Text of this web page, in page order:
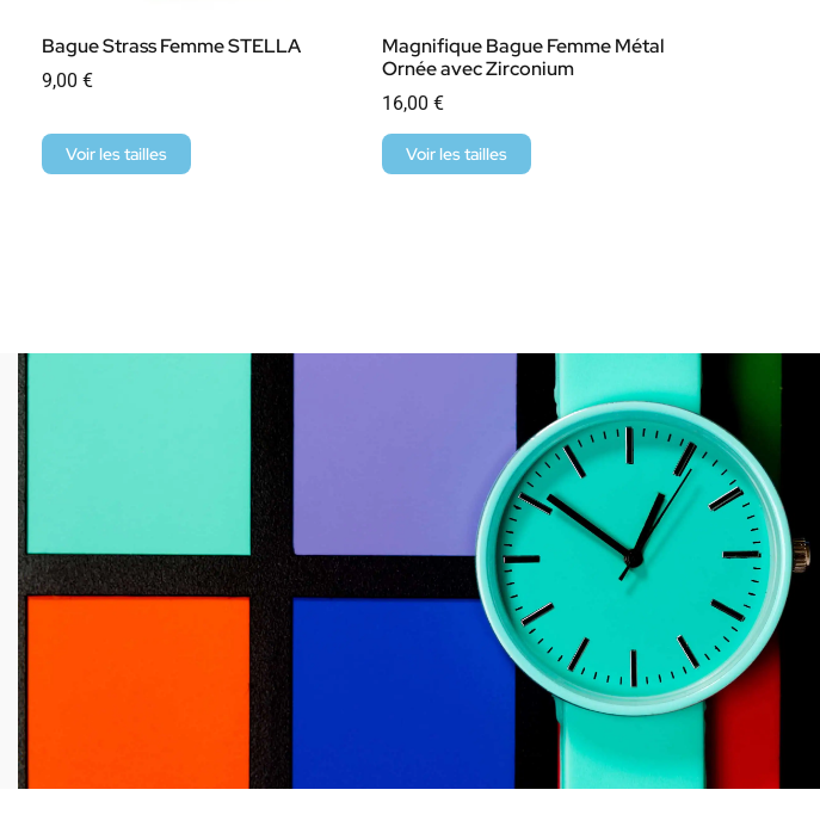
Bague Strass Femme STELLA
9,00 €
Voir les tailles
Magnifique Bague Femme Métal
Ornée avec Zirconium
16,00 €
Voir les tailles